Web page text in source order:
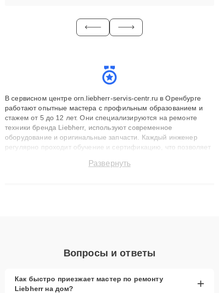
В сервисном центре orn.liebherr-servis-centr.ru в Оренбурге
работают опытные мастера с профильным образованием и
стажем от 5 до 12 лет. Они специализируются на ремонте
техники бренда Liebherr, используют современное
оборудование и оригинальные запчасти. Каждый инженер
регулярно проходит обучение и сертификацию, что позволяет
технику с сохранением гарантии до 3 лет. Наши мастера
Развернуть
Вопросы и ответы
Как быстро приезжает мастер по ремонту
Liebherr на дом?
+